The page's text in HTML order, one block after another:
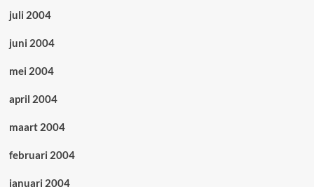
juli 2004
juni 2004
mei 2004
april 2004
maart 2004
februari 2004
januari 2004